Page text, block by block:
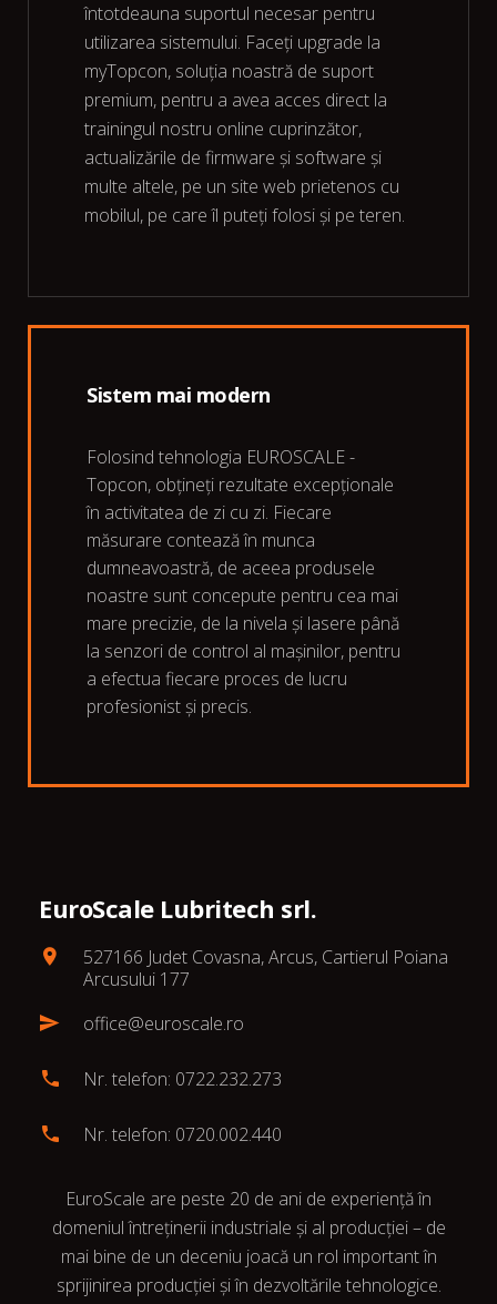
întotdeauna suportul necesar pentru
utilizarea sistemului. Faceți upgrade la
myTopcon, soluția noastră de suport
premium, pentru a avea acces direct la
trainingul nostru online cuprinzător,
actualizările de firmware și software și
multe altele, pe un site web prietenos cu
mobilul, pe care îl puteți folosi și pe teren.
Sistem mai modern
Folosind tehnologia EUROSCALE -
Topcon, obțineți rezultate excepționale
în activitatea de zi cu zi. Fiecare
măsurare contează în munca
dumneavoastră, de aceea produsele
noastre sunt concepute pentru cea mai
mare precizie, de la nivela și lasere până
la senzori de control al mașinilor, pentru
a efectua fiecare proces de lucru
profesionist și precis.
EuroScale Lubritech srl.
527166 Judet Covasna, Arcus, Cartierul Poiana
Arcusului 177
office@euroscale.ro
Nr. telefon: 0722.232.273
Nr. telefon: 0720.002.440
EuroScale are peste 20 de ani de experiență în
domeniul întreținerii industriale și al producției – de
mai bine de un deceniu joacă un rol important în
sprijinirea producției și în dezvoltările tehnologice.